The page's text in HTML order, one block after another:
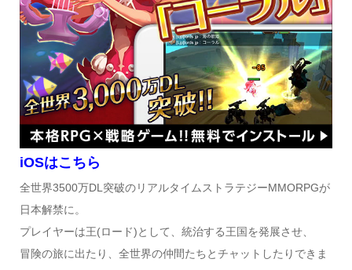
iOSはこちら
全世界3500万DL突破のリアルタイムストラテジーMMORPGが
日本解禁に。
プレイヤーは王(ロード)として、統治する王国を発展させ、
冒険の旅に出たり、全世界の仲間たちとチャットしたりできま